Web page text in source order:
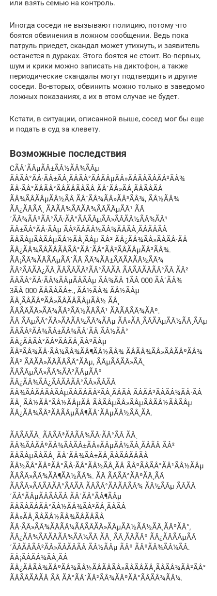
или взять семью на контроль.
Иногда соседи не вызывают полицию, потому что
боятся обвинения в ложном сообщении. Ведь пока
патруль приедет, скандал может утихнуть, и заявитель
останется в дураках. Этого боятся не стоит. Во-первых,
шум и крики можно записать на диктофон, а также
периодические скандалы могут подтвердить и другие
соседи. Во-вторых, обвинить можно только в заведомо
ложных показаниях, а их в этом случае не будет.
Кстати, в ситуации, описанной выше, сосед мог бы еще
и подать в суд за клевету.
Возможные последствия
СÃÂ´ÃÂµÃÂ±ÃÂ½ÃÂ¾ÃÂµ
ÃÂÃÂ°ÃÂ·ÃÂ±ÃÂ¸ÃÂÃÂ°ÃÂÃÂµÃÂ»ÃÂÃÂÃÂÃÂ²ÃÂ¾
ÃÂ·ÃÂ°ÃÂÃÂ°ÃÂÃÂÃÂÃÂ ÃÂ´ÃÂ»ÃÂ¸ÃÂÃÂÃÂ
ÃÂ¾ÃÂÃÂµÃÂ½ÃÂ ÃÂ´ÃÂ¾ÃÂ»ÃÂ³ÃÂ¾, ÃÂ½ÃÂ¾
ÃÂ¿ÃÂÃÂ¸ ÃÂÃÂ¾ÃÂÃÂ¾ÃÂÃÂµÃÂ¹ ÃÂ
´ÃÂ¾ÃÂºÃÂ°ÃÂ·ÃÂ°ÃÂÃÂµÃÂ»ÃÂÃÂ½ÃÂ¾ÃÂ¹
ÃÂ±ÃÂ°ÃÂ·ÃÂµ ÃÂ²ÃÂÃÂ½ÃÂ¾ÃÂÃÂ¸ÃÂÃÂÃÂ
ÃÂÃÂµÃÂÃÂµÃÂ½ÃÂ¸ÃÂµ ÃÂ² ÃÂ¿ÃÂ¾ÃÂ»ÃÂÃÂ·ÃÂ
ÃÂ¿ÃÂ¾ÃÂÃÂÃÂÃÂ°ÃÂ´ÃÂ°ÃÂ²ÃÂÃÂµÃÂ³ÃÂ¾.
ÃÂ¡ÃÂ¾ÃÂÃÂµÃÂ´ÃÂ ÃÂ¾ÃÂ±ÃÂÃÂÃÂ½ÃÂ¾
ÃÂ²ÃÂÃÂ¿ÃÂ¸ÃÂÃÂÃÂ²ÃÂ°ÃÂÃÂ ÃÂÃÂÃÂÃÂ°ÃÂ ÃÂ²
ÃÂÃÂ°ÃÂ·ÃÂ¼ÃÂµÃÂÃÂµ ÃÂ¾ÃÂ 1ÃÂ 000 ÃÂ´ÃÂ¾
3ÃÂ 000 ÃÂÃÂÃÂ±., ÃÂ½ÃÂ¾ ÃÂ½ÃÂµ
ÃÂ¸ÃÂÃÂºÃÂ»ÃÂÃÂÃÂµÃÂ½ ÃÂ¸
ÃÂÃÂÃÂ»ÃÂ¾ÃÂ²ÃÂ½ÃÂÃÂ¹ ÃÂÃÂÃÂ¾ÃÂº.
ÃÂ ÃÂµÃÂ°ÃÂ»ÃÂÃÂ½ÃÂ¾ÃÂµ ÃÂ»ÃÂ¸ÃÂÃÂµÃÂ½ÃÂ¸ÃÂµ
ÃÂÃÂ²ÃÂ¾ÃÂ±ÃÂ¾ÃÂ´ÃÂ ÃÂ½ÃÂ°
ÃÂ¿ÃÂÃÂ°ÃÂºÃÂÃÂ¸ÃÂºÃÂµ
ÃÂ²ÃÂ¾ÃÂ·ÃÂ¼ÃÂ¾ÃÂ¶ÃÂ½ÃÂ¾ ÃÂÃÂ¾ÃÂ»ÃÂÃÂºÃÂ¾
ÃÂ² ÃÂÃÂ»ÃÂÃÂÃÂ°ÃÂµ, ÃÂµÃÂÃÂ»ÃÂ¸
ÃÂÃÂµÃÂ»ÃÂ¾ÃÂ²ÃÂµÃÂº
ÃÂ¿ÃÂ¾ÃÂ¿ÃÂÃÂÃÂ°ÃÂ»ÃÂÃÂ
ÃÂ¾ÃÂÃÂÃÂÃÂµÃÂÃÂÃÂ²ÃÂ¸ÃÂÃÂ ÃÂÃÂ³ÃÂÃÂ¾ÃÂ·ÃÂ
ÃÂ¸ ÃÂ½ÃÂ°ÃÂ½ÃÂµÃÂ ÃÂÃÂµÃÂ»ÃÂµÃÂÃÂ½ÃÂÃÂµ
ÃÂ¿ÃÂ¾ÃÂ²ÃÂÃÂµÃÂ¶ÃÂ´ÃÂµÃÂ½ÃÂ¸ÃÂ.
ÃÂÃÂÃÂ¸ ÃÂÃÂ³ÃÂÃÂ¾ÃÂ·ÃÂ°ÃÂ ÃÂ¸
ÃÂ¾ÃÂÃÂºÃÂ¾ÃÂÃÂ±ÃÂ»ÃÂµÃÂ½ÃÂ¸ÃÂÃÂ ÃÂ²
ÃÂÃÂµÃÂÃÂ¸ ÃÂ´ÃÂ¾ÃÂ±ÃÂ¸ÃÂÃÂÃÂÃÂ
ÃÂ½ÃÂ°ÃÂºÃÂ°ÃÂ·ÃÂ°ÃÂ½ÃÂ¸ÃÂ ÃÂºÃÂÃÂ°ÃÂ¹ÃÂ½ÃÂµ
ÃÂÃÂ»ÃÂ¾ÃÂ¶ÃÂ½ÃÂ¾. ÃÂ ÃÂÃÂ°ÃÂºÃÂ¸ÃÂ
ÃÂÃÂ»ÃÂÃÂÃÂ°ÃÂÃÂ ÃÂÃÂ°ÃÂÃÂÃÂ¾ ÃÂ½ÃÂµ ÃÂÃÂ
´ÃÂ°ÃÂµÃÂÃÂÃÂ ÃÂ´ÃÂ°ÃÂ¶ÃÂµ
ÃÂÃÂÃÂÃÂ°ÃÂ½ÃÂ¾ÃÂ²ÃÂ¸ÃÂÃÂ
ÃÂ»ÃÂ¸ÃÂÃÂ½ÃÂ¾ÃÂÃÂÃÂ
ÃÂ·ÃÂ»ÃÂ¾ÃÂÃÂ¼ÃÂÃÂÃÂ»ÃÂµÃÂ½ÃÂ½ÃÂ¸ÃÂºÃÂ°,
ÃÂ¿ÃÂ¾ÃÂÃÂÃÂ¾ÃÂ¼ÃÂ ÃÂ¸ ÃÂ¸ÃÂÃÂº ÃÂ¿ÃÂÃÂµÃÂ
´ÃÂÃÂÃÂ²ÃÂ»ÃÂÃÂÃÂ ÃÂ½ÃÂµ ÃÂº ÃÂºÃÂ¾ÃÂ¼ÃÂ.
ÃÂ¡ÃÂÃÂ¾ÃÂ¸ÃÂ
ÃÂ¿ÃÂÃÂ¾ÃÂºÃÂ¾ÃÂ½ÃÂÃÂÃÂ»ÃÂÃÂÃÂ¸ÃÂÃÂ¾ÃÂ²ÃÂ°
ÃÂÃÂÃÂÃÂ ÃÂ ÃÂ°ÃÂ´ÃÂ²ÃÂ¾ÃÂºÃÂ°ÃÂÃÂ¾ÃÂ¼.